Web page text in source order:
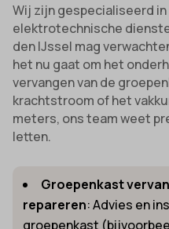
Wij zijn gespecialiseerd
elektrotechnische
den IJssel mag
het nu gaat om het
vervangen van de
krachtstroom of het
meters, ons team weet
letten.
Groepenkast
repareren: Advies en
groepenkast